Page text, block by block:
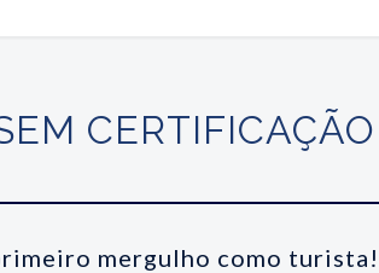
CERTIFICAÇÃO
mergulho como turista!